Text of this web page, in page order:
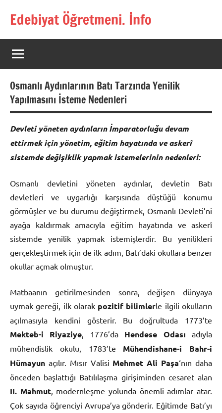
Edebiyat Öğretmeni. İnfo
Türkçe,
Türk
Dili
ve
Öğretmenlerinin
Kaynak
Sitesi
Osmanlı Aydınlarının Batı Tarzında Yenilik
Yapılmasını İsteme Nedenleri
Devleti yöneten aydınların İmparatorluğu devam
ettirmek için yönetim, eğitim hayatında ve askerî
sistemde değişiklik yapmak istemelerinin nedenleri:
Osmanlı devletini yöneten aydınlar, devletin Batı
devletleri ve uygarlığı karşısında düştüğü konumu
görmüşler ve bu durumu değiştirmek, Osmanlı Devleti’ni
ayağa kaldırmak amacıyla eğitim hayatında ve askerî
sistemde yenilik yapmak istemişlerdir. Bu yenilikleri
gerçekleştirmek için de ilk adım, Batı’daki okullara benzer
okullar açmak olmuştur.
Matbaanın getirilmesinden sonra, değişen dünyaya
uymak gereği, ilk olarak pozitif bilimlerle ilgili okulların
açılmasıyla kendini gösterir. Bu doğrultuda 1773’te
Mekteb-i Riyaziye , 1776’da Hendese Odası adıyla
mühendislik okulu, 1783’te Mühendishane-i Bahr-i
Hümayun açılır. Mısır Valisi Mehmet Ali Paşa‘nın daha
önceden başlattığı Batılılaşma girişiminden cesaret alan
II. Mahmut, modernleşme yolunda önemli adımlar atar.
Çok sayıda öğrenciyi Avrupa’ya gönderir. Eğitimde Batı’yı